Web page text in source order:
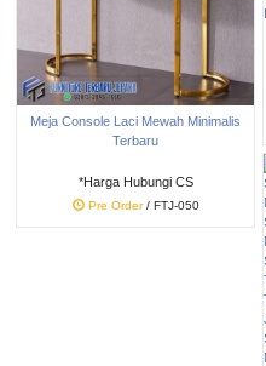
Meja Console Laci Mewah Minimalis
Terbaru
*Harga Hubungi CS
Pre Order/ FTJ-050